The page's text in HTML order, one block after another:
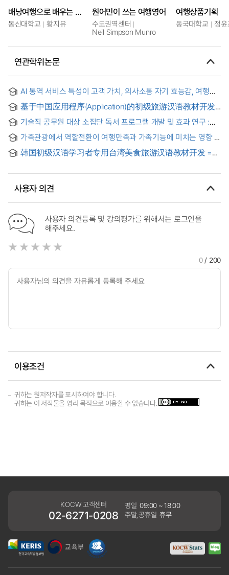
배낭여행으로 배우는 기초중국어
동신대학교 황지유
원어민이 쓰는 여행영어
수도권역센터
Neil Simpson Munro
여행상품기획
동국대학교 정
연관학위논문
AI 통역 서비스 특성이 고객 가치, 의사소통 자기 효능감, 여행
의도에 미치는 영향= x A Study on the Effects of AI
Translation Service Features on Customer Value,
Communication Self-Efficacy, and Travel Intention
基于中国应用程序(Application)的初级旅游汉语教材开发
기술직 공무원 대상 소집단 독서 프로그램 개발 및 효과 연구 :
가족관광에서 역할전환이 여행만족과 가족기능에 미치는 영향 =
The Impact of Role Reversal on Travel Satisfaction and
Family Functioning in Family Tourism
韩国初级汉语学习者专用台湾美食旅游汉语教材开发 =
사용자 의견
사용자 의견등록 및 강의평가를 위해서는 로그인을
해주세요.
0/ 200
이용조건
귀하는 원저작자를 표시하여야 합니다.
귀하는 이 저작물을 영리 목적으로 이용할 수 없습니다.
KOCW 고객센터
02-6271-0208
평일 09:00 ~ 18:00
주말,공휴일 휴무